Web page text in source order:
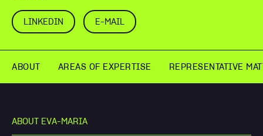
LINKEDIN E-MAIL
ABOUT AREAS OF EXPERTISE REPRESENTATIVE
ABOUT EVA-MARIA